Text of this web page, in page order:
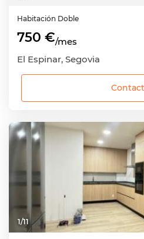
Habitación Doble
750 €/mes
El Espinar, Segovia
1/11